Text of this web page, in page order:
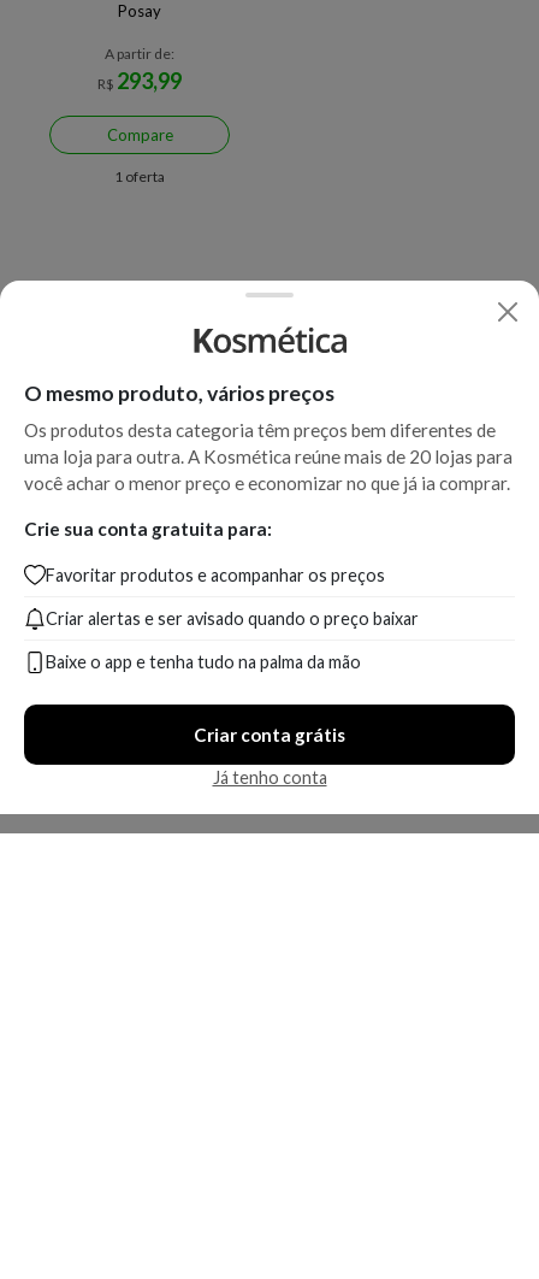
Posay
A partir de:
R$ 293,99
Compare
1 oferta
O mesmo produto, vários preços
Os produtos desta categoria têm preços bem diferentes de
uma loja para outra. A Kosmética reúne mais de 20 lojas para
você achar o menor preço e economizar no que já ia comprar.
Crie sua conta gratuita para:
Favoritar produtos e acompanhar os preços
Criar alertas e ser avisado quando o preço baixar
Baixe o app e tenha tudo na palma da mão
Criar conta grátis
Já tenho conta